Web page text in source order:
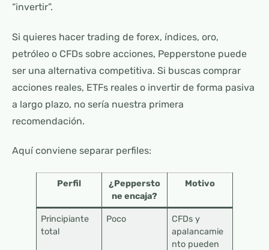
“invertir”.
Si quieres hacer trading de forex, índices, oro,
petróleo o CFDs sobre acciones, Pepperstone puede
ser una alternativa competitiva. Si buscas comprar
acciones reales, ETFs reales o invertir de forma pasiva
a largo plazo, no sería nuestra primera
recomendación.
Aquí conviene separar perfiles:
Perfil
¿Peppersto
ne encaja?
Motivo
Principiante
total
Poco
CFDs y
apalancamie
nto pueden